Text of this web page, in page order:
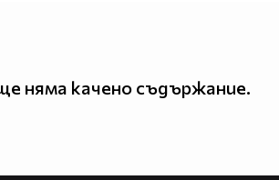
няма качено съдържание.